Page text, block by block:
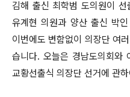
김해 출신 최학범 도의원이
유계현 의원과 양산 출신 박
이번에도 변함없이 의장단 여
습니다. 오늘은 경남도의회와
교황선출식 의장단 선거에 관